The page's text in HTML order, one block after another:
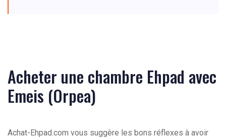
Acheter une chambre Ehpad avec
Emeis (Orpea)
Achat-Ehpad.com vous suggère les bons réflexes à avoir